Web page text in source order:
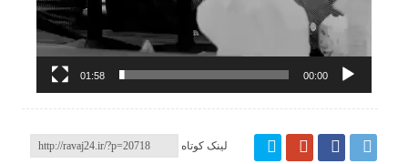
00:00
01:58
لینک کوتاه